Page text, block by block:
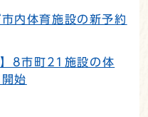
内体育施設の新予約
8市町21施設の体
始